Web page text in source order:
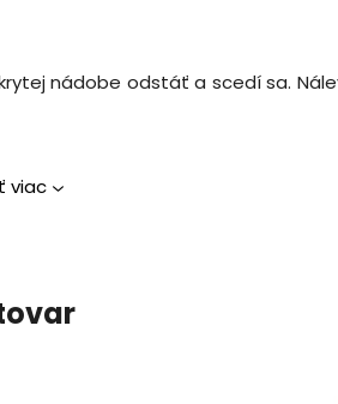
nádobe odstáť a scedí sa.
viac